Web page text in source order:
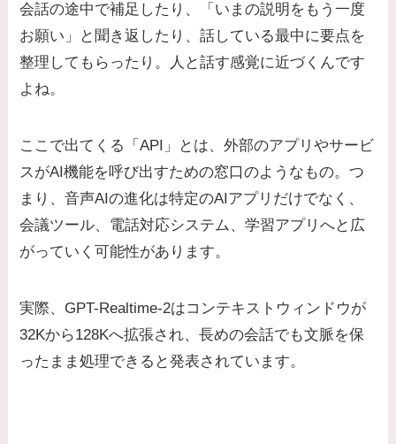
会話の途中で補足したり、「いまの説明をもう一度
お願い」と聞き返したり、話している最中に要点を
整理してもらったり。人と話す感覚に近づくんです
よね。
ここで出てくる「API」とは、外部のアプリやサービ
スがAI機能を呼び出すための窓口のようなもの。つ
まり、音声AIの進化は特定のAIアプリだけでなく、
会議ツール、電話対応システム、学習アプリへと広
がっていく可能性があります。
実際、GPT-Realtime-2はコンテキストウィンドウが
32Kから128Kへ拡張され、長めの会話でも文脈を保
ったまま処理できると発表されています。